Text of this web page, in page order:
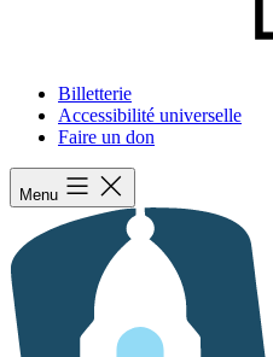
Billetterie
Accessibilité universelle
Faire un don
Menu